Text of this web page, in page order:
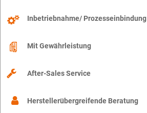
Inbetriebnahme/ Prozesseinbindung
Mit Gewährleistung
After-Sales Service
Herstellerübergreifende Beratung